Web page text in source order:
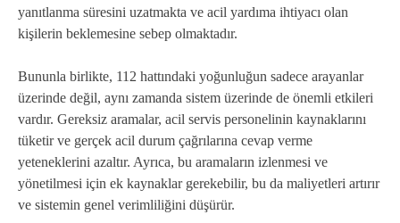
yanıtlanma süresini uzatmakta ve acil yardıma ihtiyacı olan
kişilerin beklemesine sebep olmaktadır.
Bununla birlikte, 112 hattındaki yoğunluğun sadece arayanlar
üzerinde değil, aynı zamanda sistem üzerinde de önemli etkileri
vardır. Gereksiz aramalar, acil servis personelinin kaynaklarını
tüketir ve gerçek acil durum çağrılarına cevap verme
yeteneklerini azaltır. Ayrıca, bu aramaların izlenmesi ve
yönetilmesi için ek kaynaklar gerekebilir, bu da maliyetleri artırır
ve sistemin genel verimliliğini düşürür.